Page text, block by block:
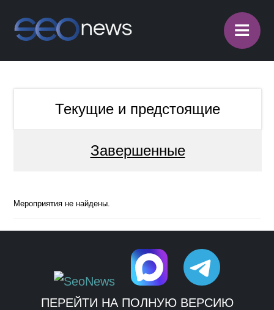
≡
Текущие и предстоящие
Завершенные
Мероприятия не найдены.
ПЕРЕЙТИ НА ПОЛНУЮ ВЕРСИЮ